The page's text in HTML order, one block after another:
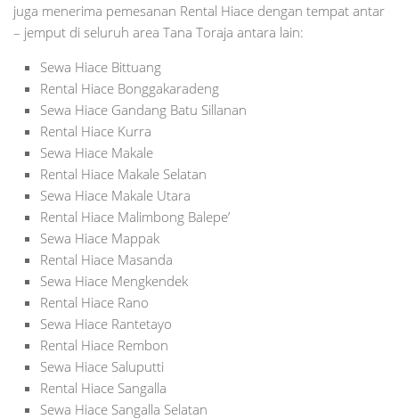
juga menerima pemesanan Rental Hiace dengan tempat antar
– jemput di seluruh area Tana Toraja antara lain:
Sewa Hiace Bittuang
Rental Hiace Bonggakaradeng
Sewa Hiace Gandang Batu Sillanan
Rental Hiace Kurra
Sewa Hiace Makale
Rental Hiace Makale Selatan
Sewa Hiace Makale Utara
Rental Hiace Malimbong Balepe’
Sewa Hiace Mappak
Rental Hiace Masanda
Sewa Hiace Mengkendek
Rental Hiace Rano
Sewa Hiace Rantetayo
Rental Hiace Rembon
Sewa Hiace Saluputti
Rental Hiace Sangalla
Sewa Hiace Sangalla Selatan